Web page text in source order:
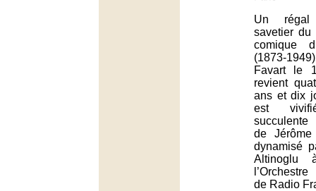
Un régal
savetier du
comique
(1873-
Favart le
revient
ans et dix
est
de
dynamisé
de Radio